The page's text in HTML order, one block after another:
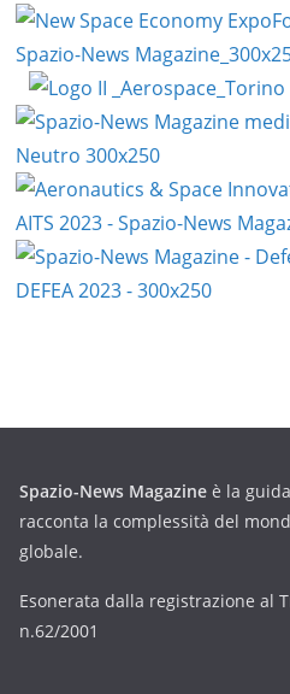
Spazio-News Magazine è la
racconta la complessità del
globale.
Esonerata dalla registrazione al
n.62/2001